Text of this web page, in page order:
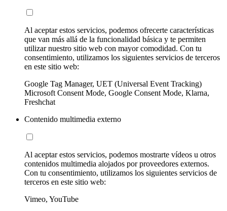
Al aceptar estos servicios, podemos ofrecerte características
que van más allá de la funcionalidad básica y te permiten
utilizar nuestro sitio web con mayor comodidad. Con tu
consentimiento, utilizamos los siguientes servicios de terceros
en este sitio web:
Google Tag Manager, UET (Universal Event Tracking)
Microsoft Consent Mode, Google Consent Mode, Klarna,
Freshchat
Contenido multimedia externo
Al aceptar estos servicios, podemos mostrarte vídeos u otros
contenidos multimedia alojados por proveedores externos.
Con tu consentimiento, utilizamos los siguientes servicios de
terceros en este sitio web:
Vimeo, YouTube